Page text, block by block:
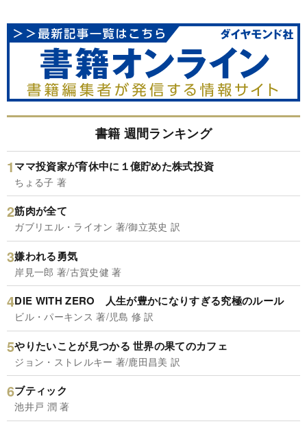
書籍 週間ランキング
ママ投資家が育休中に１億貯めた株式投資
ちょる子 著
筋肉が全て
ガブリエル・ライオン 著/御立英史 訳
嫌われる勇気
岸見一郎 著/古賀史健 著
DIE WITH ZERO 人生が豊かになりすぎる究極のルール
ビル・パーキンス 著/児島 修 訳
やりたいことが見つかる 世界の果てのカフェ
ジョン・ストレルキー 著/鹿田昌美 訳
ブティック
池井戸 潤 著